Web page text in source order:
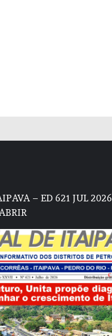
– ED 621 JUL 2026